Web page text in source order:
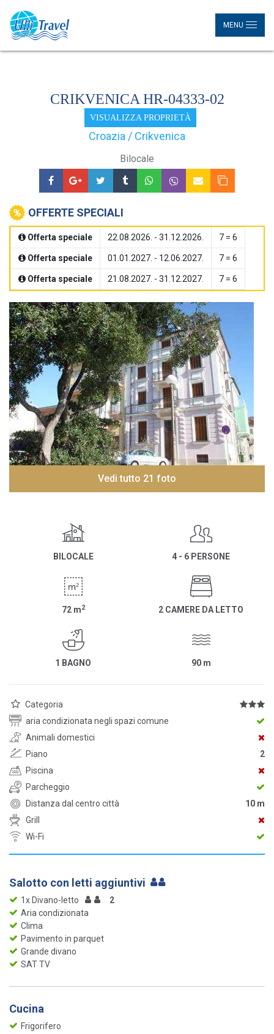
MENU
CRIKVENICA HR-04333-02
VISUALIZZA PROPRIETÀ
Croazia / Crikvenica
Bilocale
OFFERTE SPECIALI
Offerta speciale 22.08.2026. - 31.12.2026. 7 = 6
Offerta speciale 01.01.2027. - 12.06.2027. 7 = 6
Offerta speciale 21.08.2027. - 31.12.2027. 7 = 6
Vedi tutto 21 foto
BILOCALE 4 - 6 PERSONE
72 m2 2 CAMERE DA LETTO
1 BAGNO 90 m
Categoria
aria condizionata negli spazi comune
Animali domestici
Piano
2
Piscina
Parcheggio
Distanza dal centro città
10 m
Grill
Wi-Fi
Salotto con letti aggiuntivi
1x Divano-letto
2
Aria condizionata
Clima
Pavimento in parquet
Grande divano
SAT TV
Cucina
Frigorifero